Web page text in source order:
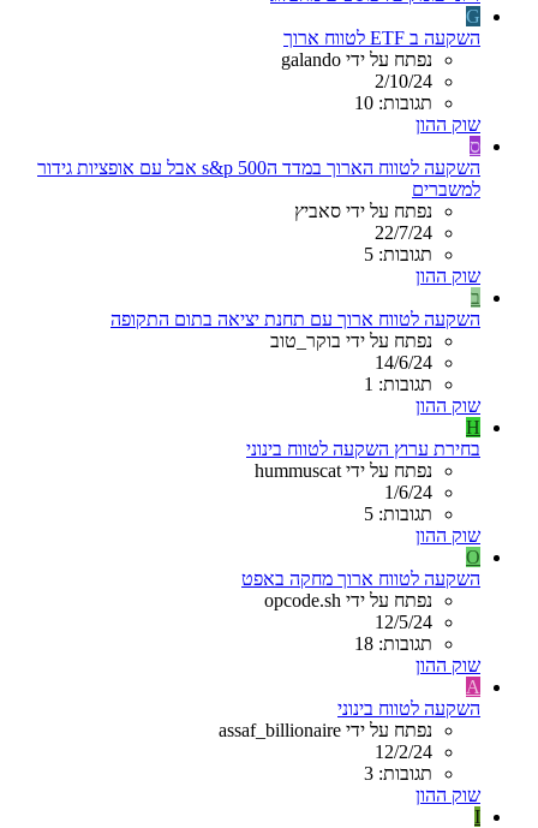
G
השקעה ב ETF לטווח ארוך
נפתח על ידי galando
2/10/24
תגובות: 10
שוק ההון
ס
השקעה לטווח הארוך במדד הs&p 500 אבל עם אופציות גידור
למשברים
נפתח על ידי סאביץ
22/7/24
תגובות: 5
שוק ההון
ב
השקעה לטווח ארוך עם תחנת יציאה בתום התקופה
נפתח על ידי בוקר_טוב
14/6/24
תגובות: 1
שוק ההון
H
בחירת ערוץ השקעה לטווח בינוני
נפתח על ידי hummuscat
1/6/24
תגובות: 5
שוק ההון
O
השקעה לטווח ארוך מחקה באפט
נפתח על ידי opcode.sh
12/5/24
תגובות: 18
שוק ההון
A
השקעה לטווח בינוני
נפתח על ידי assaf_billionaire
12/2/24
תגובות: 3
שוק ההון
I